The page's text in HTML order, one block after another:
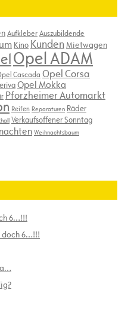
AufkleberAuszubildende
Kino KundenMietwagen
Opel ADAM
Cascada Opel Corsa
Opel Mokka
Pforzheimer Automarkt
Reifen Reparaturen Räder
Verkaufsoffener Sonntag
Weihnachtsbaum
6…!!!
doch 6…!!!